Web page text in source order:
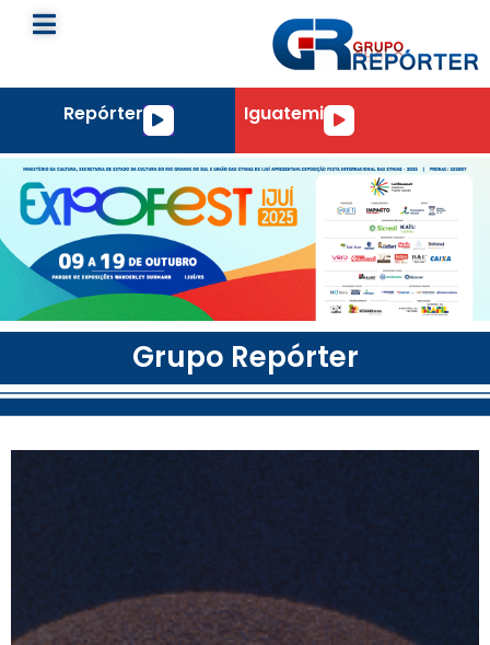
RepórterTocador
áudio
IguatemiTocador
áudio
Grupo Repórter